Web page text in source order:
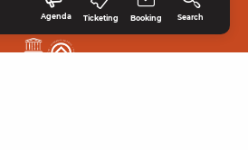
Agenda Ticketing Booking Search